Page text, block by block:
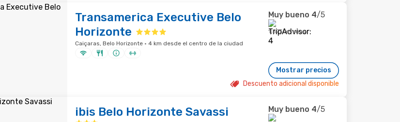
Transamerica Executive Belo
Horizonte
Caiçaras, Belo Horizonte · 4 km desde el centro de la ciudad
Muy bueno 4/5
1,577 reseñas
Mostrar precios
Descuento adicional disponible
ibis Belo Horizonte Savassi Muy bueno 4/5